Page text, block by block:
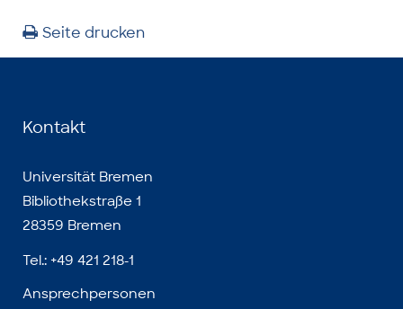
Seite drucken
Kontakt
Universität Bremen
Bibliothekstraße 1
28359 Bremen
Tel.: +49 421 218-1
Ansprechpersonen